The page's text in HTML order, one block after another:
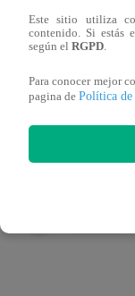
completo para la
Este sitio utiliza
contenido. Si estás
según el RGPD.
Para conocer mejor
pagina de Política